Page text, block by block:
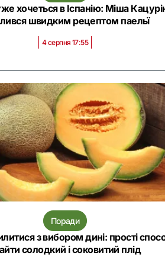
хочеться в Іспанію: Міша
швидким рецептом паельї
4 серпня 17:55
Поради
з вибором дині: прості
солодкий і соковитий плід